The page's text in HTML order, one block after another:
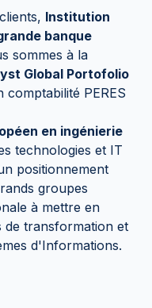
Institution
banque
sommes à la
Global Portofolio
comptabilité PERES
en ingénierie
technologies et IT
positionnement
groupes
à mettre en
transformation et
d'Informations.